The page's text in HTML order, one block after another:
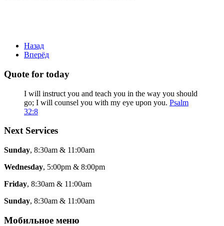
Назад
Вперёд
Quote for today
I will instruct you and teach you in the way you should
go; I will counsel you with my eye upon you. Psalm
32:8
Next Services
Sunday, 8:30am & 11:00am
Wednesday, 5:00pm & 8:00pm
Friday, 8:30am & 11:00am
Sunday, 8:30am & 11:00am
Мобильное меню